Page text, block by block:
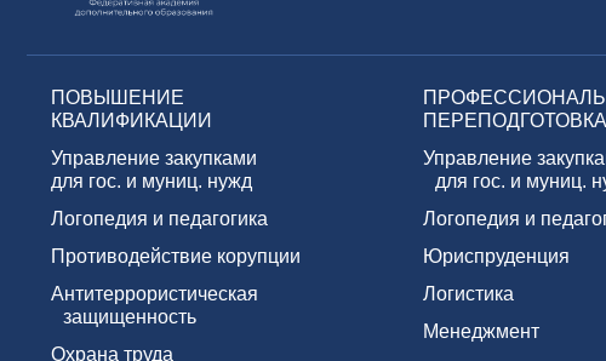
ПОВЫШЕНИЕ
КВАЛИФИКАЦИИ
Управление закупками
для гос. и муниц. нужд
Логопедия и педагогика
Противодействие корупции
Антитеррористическая
защищенность
Охрана труда
ПЕРЕПОДГОТОВКА
Управление
для гос. и муниц.
Логопедия и
Юриспруденция
Логистика
Менеджмент